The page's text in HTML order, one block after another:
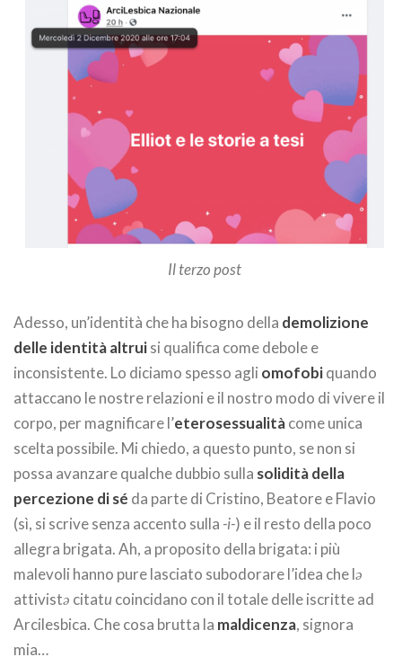
Il terzo post
Adesso, un’identità che ha bisogno della demolizione
delle identità altruisi qualifica come debole e
inconsistente. Lo diciamo spesso agli omofobiquando
attaccano le nostre relazioni e il nostro modo di vivere il
corpo, per magnificare l’eterosessualitàcome unica
scelta possibile. Mi chiedo, a questo punto, se non si
possa avanzare qualche dubbio sulla solidità della
percezione di sé da parte di Cristino, Beatore e Flavio
(sì, si scrive senza accento sulla -i-) e il resto della poco
allegra brigata. Ah, a proposito della brigata: i più
malevoli hanno pure lasciato subodorare l’idea che lə
attivistə citatucoincidano con il totale delle iscritte ad
Arcilesbica. Che cosa brutta la maldicenza, signora
mia…